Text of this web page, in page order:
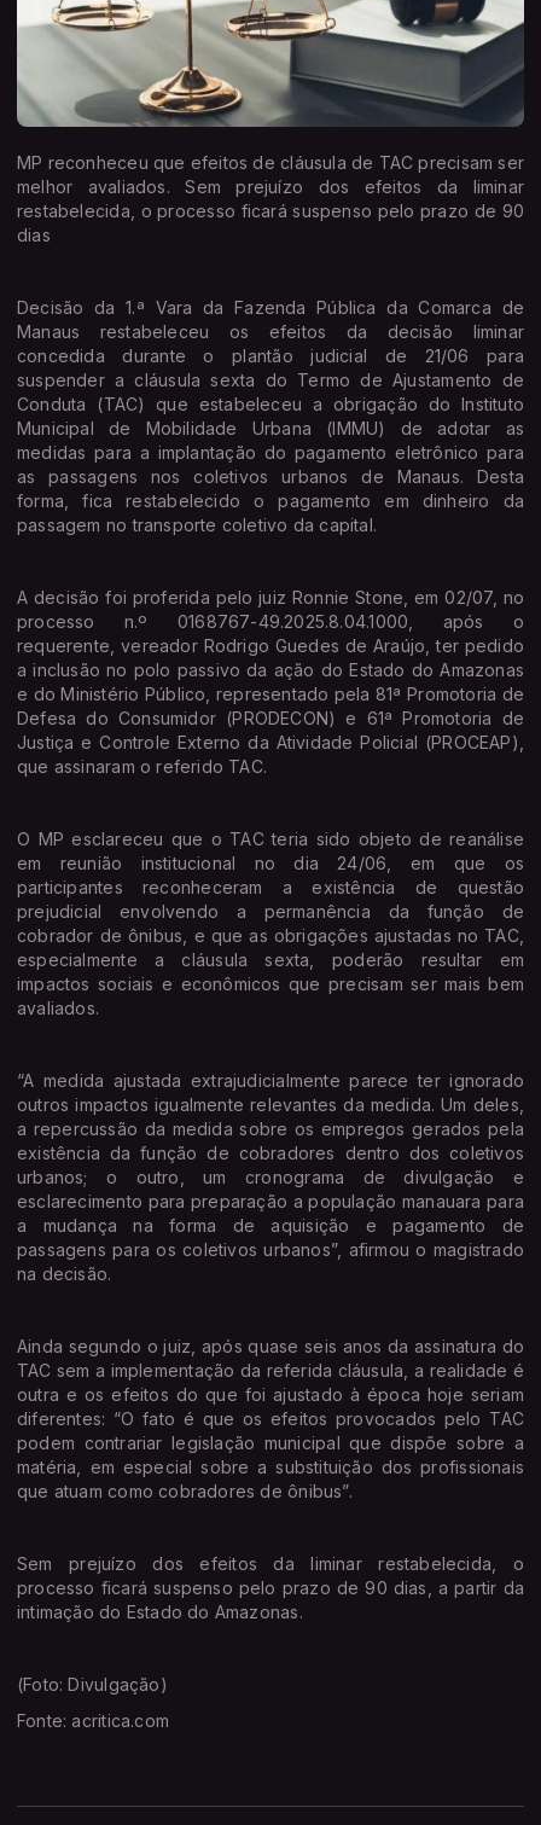
MP reconheceu que efeitos de cláusula de TAC precisam ser
melhor avaliados. Sem prejuízo dos efeitos da liminar
restabelecida, o processo ficará suspenso pelo prazo de 90
dias
Decisão da 1.ª Vara da Fazenda Pública da Comarca de
Manaus restabeleceu os efeitos da decisão liminar
concedida durante o plantão judicial de 21/06 para
suspender a cláusula sexta do Termo de Ajustamento de
Conduta (TAC) que estabeleceu a obrigação do Instituto
Municipal de Mobilidade Urbana (IMMU) de adotar as
medidas para a implantação do pagamento eletrônico para
as passagens nos coletivos urbanos de Manaus. Desta
forma, fica restabelecido o pagamento em dinheiro da
passagem no transporte coletivo da capital.
A decisão foi proferida pelo juiz Ronnie Stone, em 02/07, no
processo n.º 0168767-49.2025.8.04.1000, após o
requerente, vereador Rodrigo Guedes de Araújo, ter pedido
a inclusão no polo passivo da ação do Estado do Amazonas
e do Ministério Público, representado pela 81ª Promotoria de
Defesa do Consumidor (PRODECON) e 61ª Promotoria de
Justiça e Controle Externo da Atividade Policial (PROCEAP),
que assinaram o referido TAC.
O MP esclareceu que o TAC teria sido objeto de reanálise
em reunião institucional no dia 24/06, em que os
participantes reconheceram a existência de questão
prejudicial envolvendo a permanência da função de
cobrador de ônibus, e que as obrigações ajustadas no TAC,
especialmente a cláusula sexta, poderão resultar em
impactos sociais e econômicos que precisam ser mais bem
avaliados.
“A medida ajustada extrajudicialmente parece ter ignorado
outros impactos igualmente relevantes da medida. Um deles,
a repercussão da medida sobre os empregos gerados pela
existência da função de cobradores dentro dos coletivos
urbanos; o outro, um cronograma de divulgação e
esclarecimento para preparação a população manauara para
a mudança na forma de aquisição e pagamento de
passagens para os coletivos urbanos”, afirmou o magistrado
na decisão.
Ainda segundo o juiz, após quase seis anos da assinatura do
TAC sem a implementação da referida cláusula, a realidade é
outra e os efeitos do que foi ajustado à época hoje seriam
diferentes: “O fato é que os efeitos provocados pelo TAC
podem contrariar legislação municipal que dispõe sobre a
matéria, em especial sobre a substituição dos profissionais
que atuam como cobradores de ônibus”.
Sem prejuízo dos efeitos da liminar restabelecida, o
processo ficará suspenso pelo prazo de 90 dias, a partir da
intimação do Estado do Amazonas.
(Foto: Divulgação)
Fonte: acritica.com